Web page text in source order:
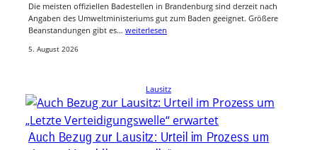
Die meisten offiziellen Badestellen in Brandenburg sind derzeit nach
Angaben des Umweltministeriums gut zum Baden geeignet. Größere
Beanstandungen gibt es… weiterlesen
5. August 2026
Lausitz
Auch Bezug zur Lausitz: Urteil im Prozess um